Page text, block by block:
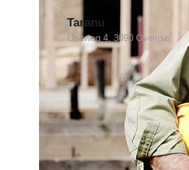
Taranu
IJseweg 4, 3090 Overijse